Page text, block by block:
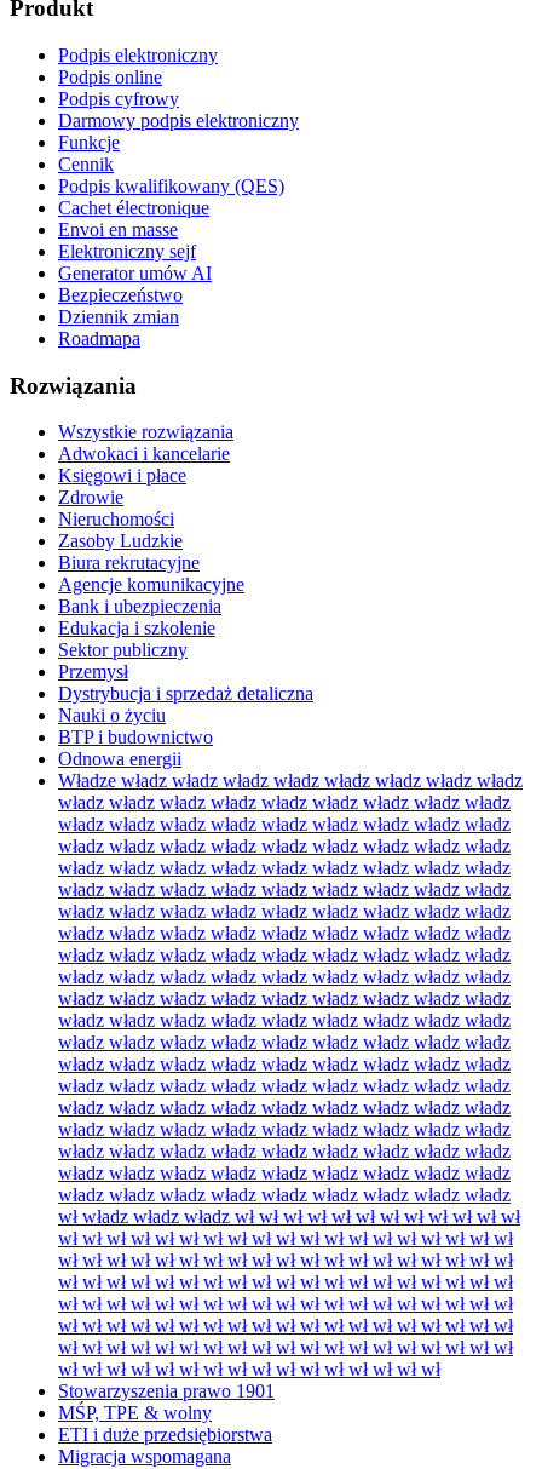
Produkt
Podpis elektroniczny
Podpis online
Podpis cyfrowy
Darmowy podpis elektroniczny
Funkcje
Cennik
Podpis kwalifikowany (QES)
Cachet électronique
Envoi en masse
Elektroniczny sejf
Generator umów AI
Bezpieczeństwo
Dziennik zmian
Roadmapa
Rozwiązania
Wszystkie rozwiązania
Adwokaci i kancelarie
Księgowi i płace
Zdrowie
Nieruchomości
Zasoby Ludzkie
Biura rekrutacyjne
Agencje komunikacyjne
Bank i ubezpieczenia
Edukacja i szkolenie
Sektor publiczny
Przemysł
Dystrybucja i sprzedaż detaliczna
Nauki o życiu
BTP i budownictwo
Odnowa energii
Władze władz władz władz władz władz władz władz władz
władz władz władz władz władz władz władz władz władz
władz władz władz władz władz władz władz władz władz
władz władz władz władz władz władz władz władz władz
władz władz władz władz władz władz władz władz władz
władz władz władz władz władz władz władz władz władz
władz władz władz władz władz władz władz władz władz
władz władz władz władz władz władz władz władz władz
władz władz władz władz władz władz władz władz władz
władz władz władz władz władz władz władz władz władz
władz władz władz władz władz władz władz władz władz
władz władz władz władz władz władz władz władz władz
władz władz władz władz władz władz władz władz władz
władz władz władz władz władz władz władz władz władz
władz władz władz władz władz władz władz władz władz
władz władz władz władz władz władz władz władz władz
władz władz władz władz władz władz władz władz władz
władz władz władz władz władz władz władz władz władz
władz władz władz władz władz władz władz władz władz
władz władz władz władz władz władz władz władz władz
wł władz władz władz wł wł wł wł wł wł wł wł wł wł wł wł
wł wł wł wł wł wł wł wł wł wł wł wł wł wł wł wł wł wł wł
wł wł wł wł wł wł wł wł wł wł wł wł wł wł wł wł wł wł wł
wł wł wł wł wł wł wł wł wł wł wł wł wł wł wł wł wł wł wł
wł wł wł wł wł wł wł wł wł wł wł wł wł wł wł wł wł wł wł
wł wł wł wł wł wł wł wł wł wł wł wł wł wł wł wł wł wł wł
wł wł wł wł wł wł wł wł wł wł wł wł wł wł wł wł wł wł wł
wł wł wł wł wł wł wł wł wł wł wł wł wł wł wł wł
Stowarzyszenia prawo 1901
MŚP, TPE & wolny
ETI i duże przedsiębiorstwa
Migracja wspomagana